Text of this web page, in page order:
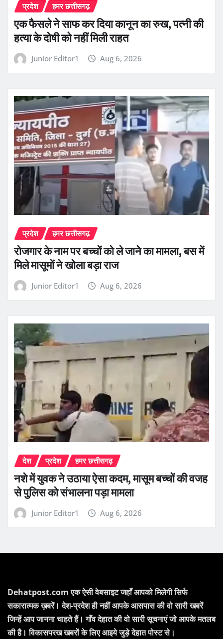
प्रदेश हमर छत्तीसगढ़
एक फैसले ने साफ कर दिया कानून का रुख, पत्नी की
हत्या के दोषी को नहीं मिली राहत
Junior Editor1 Aug 6, 2026
प्रदेश हमर छत्तीसगढ़
रोजगार के नाम पर बच्चों को ले जाने का मामला, बस में
मिले मासूमों ने खोला बड़ा राज
Junior Editor1 Aug 6, 2026
देश प्रदेश हमर छत्तीसगढ़
नशे में युवक ने उठाया ऐसा कदम, मासूम बच्चों की वजह
से पुलिस को संभालना पड़ा मामला
Junior Editor1 Aug 6, 2026
Dehatpost.com एक ऐसी वेबसाइट जहाँ आपको मिलेगी सिर्फ
सकारात्मक ख़बरें। देश-प्रदेश ही नहीं आपके आसपास की वो सारी खबरें
जिन्हें आप जानना चाहते हैं। गाँव देहात की वो सारी सूचनाएं जो आपके मतलब
की है। विकासपरख खबरों के लिए आइये जुड़े देहात पोस्ट से।